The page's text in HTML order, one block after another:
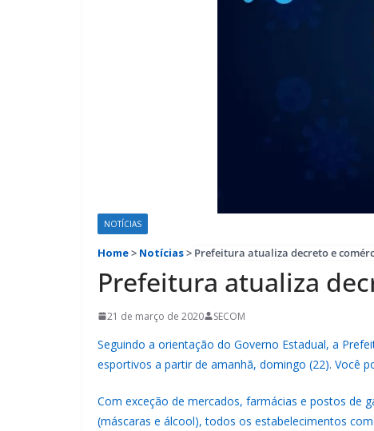
NOTÍCIAS
Home> Notícias> Prefeitura atualiza decreto e
Prefeitura atualiza
21 de março de 2020 SECOM
Seguindo a orientação do Governo Estadual, a
esportivos a partir de amanhã, domingo (22). Você
Com exceção de mercados, farmácias e postos de
(máscaras e álcool), todos os estabelecimentos